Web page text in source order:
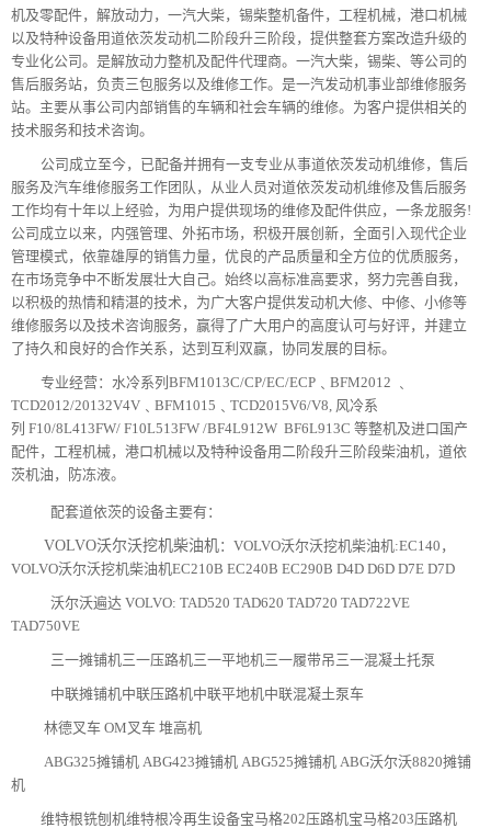
机及零配件，解放动力，一汽大柴，锡柴整机备件，工程机械，港口机械
以及特种设备用道依茨发动机二阶段升三阶段，提供整套方案改造升级的
专业化公司。是解放动力整机及配件代理商。 一汽大柴，锡柴、等公司的
售后服务站，负责三包服务以及维修工作。是一汽发动机事业部维修服务
站。主要从事公司内部销售的车辆和社会车辆的维修。为客户提供相关的
技术服务和技术咨询。
公司成立至今， 已配备并拥有一支专业从事道依茨发动机维修，售后
服务及汽车维修服务工作团队，从业人员对道依茨发动机维修及售后服务
工作均有十年以上经验， 为用户提供现场的维修及配件供应，一条龙服务!
公司成立以来，内强管理、外拓市场，积极开展创新，全面引入现代企业
管理模式，依靠雄厚的销售力量，优良的产品质量和全方位的优质服务，
在市场竞争中不断发展壮大自己。始终以高标准高要求，努力完善自我，
以积极的热情和精湛的技术，为广大客户提供发动机大修、中修、小修等
维修服务以及技术咨询服务，赢得了广大用户的高度认可与好评，并建立
了持久和良好的合作关系，达到互利双赢，协同发展的目标。
专业经营：水冷系列BFM1013C/CP/EC/ECP﹑BFM2012 ﹑
TCD2012/20132V4V﹑BFM1015﹑TCD2015V6/V8, 风冷系
列 F10/8L413FW/ F10L513FW /BF4L912W BF6L913C 等整机及进口国产
配件，工程机械，港口机械以及特种设备用二阶段升三阶段柴油机，道依
茨机油，防冻液。
配套道依茨的设备主要有：
VOLVO沃尔沃挖机柴油机：VOLVO沃尔沃挖机柴油机:EC140，
VOLVO沃尔沃挖机柴油机EC210B EC240B EC290B D4D D6D D7E D7D
沃尔沃遍达 VOLVO: TAD520 TAD620 TAD720 TAD722VE
TAD750VE
三一摊铺机三一压路机三一平地机三一履带吊三一混凝土托泵
中联摊铺机中联压路机中联平地机中联混凝土泵车
林德叉车 OM叉车 堆高机
ABG325摊铺机 ABG423摊铺机 ABG525摊铺机 ABG沃尔沃8820摊铺
机
维特根铣刨机维特根冷再生设备宝马格202压路机宝马格203压路机